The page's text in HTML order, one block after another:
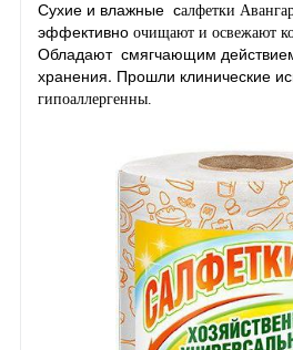
Сухие и влажные салфетки
эффективно очищают и освежают
Обладают смягчающим
хранения. Прошли клинические
гипоаллергенны.